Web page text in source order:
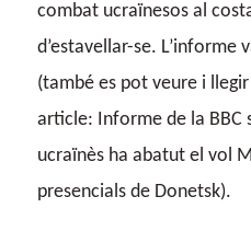
combat ucraïnesos al
d’estavellar-se. L’informe
(també es pot veure i
article: Informe de la BBC
ucraïnès ha abatut el vol
presencials de Donetsk).